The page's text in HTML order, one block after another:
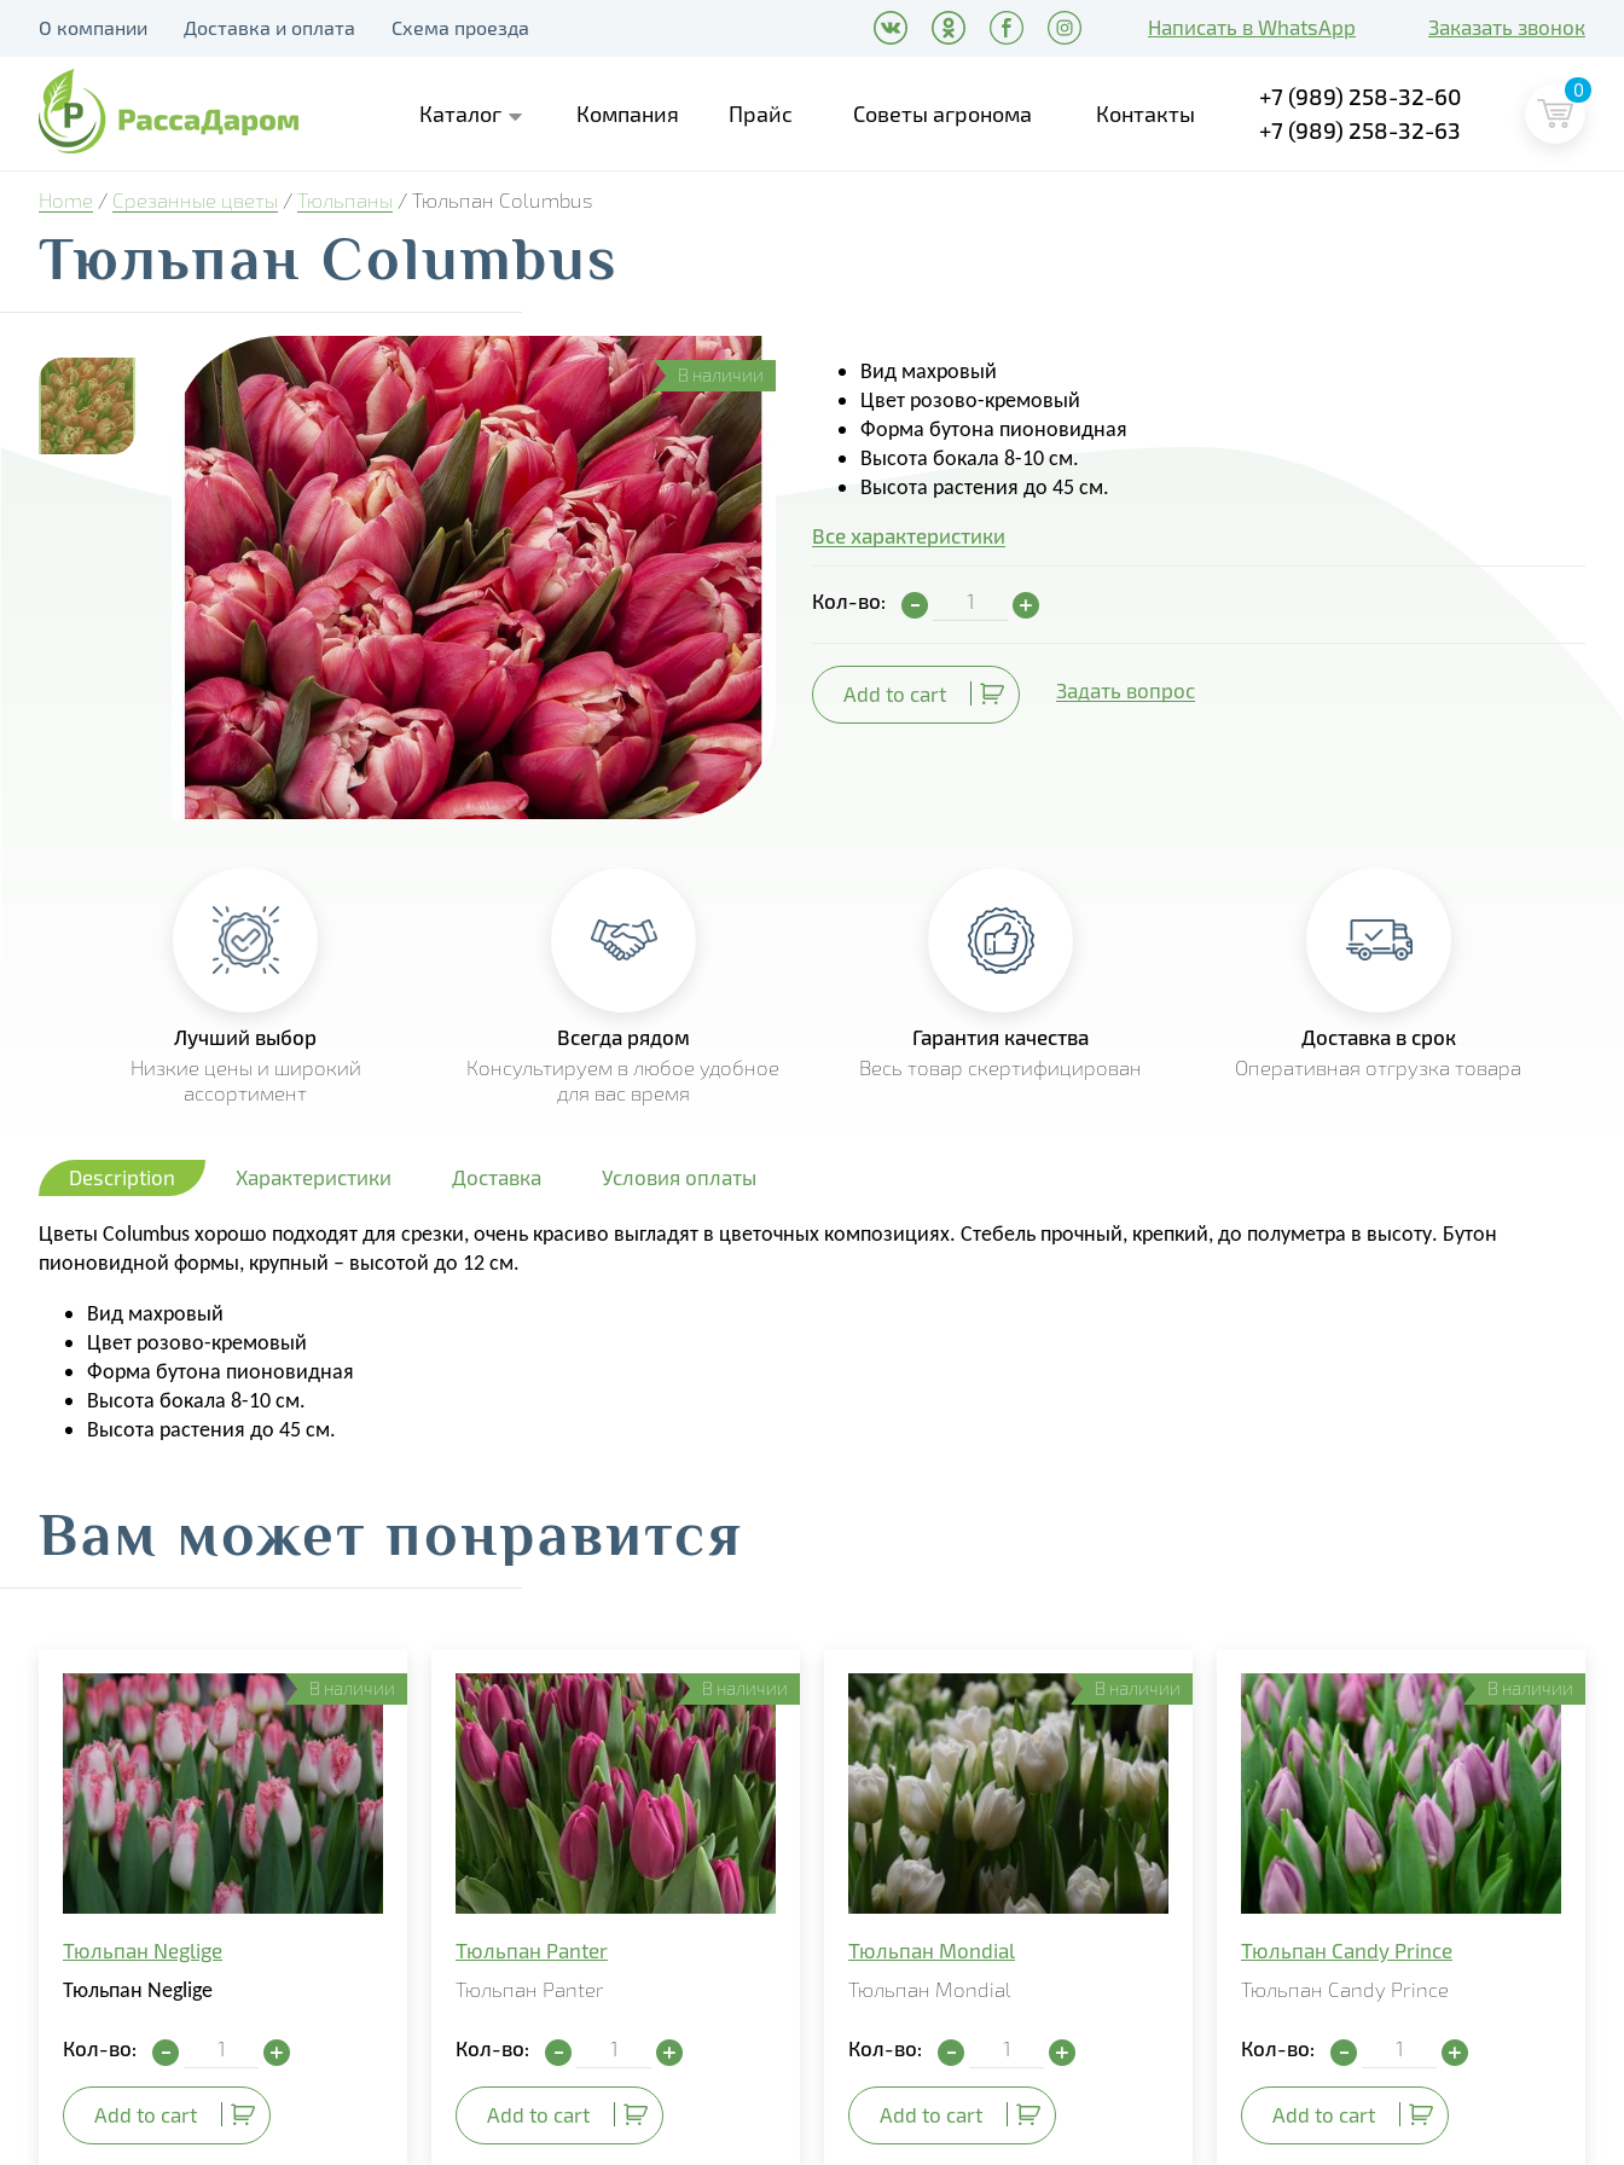
О компании Доставка и оплата Схема проезда Написать в WhatsApp Заказать звонок
Каталог Компания Прайс Советы агронома Контакты
+7 (989) 258-32-60
+7 (989) 258-32-63
0
Home / Срезанные цветы /Тюльпаны / Тюльпан Columbus
Тюльпан Columbus
В наличии
Вид махровый
Цвет розово-кремовый
Форма бутона пионовидная
Высота бокала 8-10 см.
Высота растения до 45 см.
Все характеристики
Кол-во: Тюльпан Columbus quantity
Add to cart Задать вопрос
Лучший выбор
Низкие цены и широкий
ассортимент
Всегда рядом
Консультируем в любое удобное
для вас время
Гарантия качества
Весь товар скертифицирован
Доставка в срок
Оперативная отгрузка товара
Description Характеристики Доставка Условия оплаты
Цветы Columbus хорошо подходят для срезки, очень красиво выгладят в цветочных композициях. Стебель прочный, крепкий, до полуметра в высоту. Бутон
пионовидной формы, крупный – высотой до 12 см.
Вид махровый
Цвет розово-кремовый
Форма бутона пионовидная
Высота бокала 8-10 см.
Высота растения до 45 см.
Вам может понравится
В наличии
Тюльпан Neglige
Тюльпан Neglige
Кол-во: Тюльпан Neglige quantity
Add to cart
В наличии
Тюльпан Panter
Тюльпан Panter
Кол-во: Тюльпан Panter quantity
Add to cart
В наличии
Тюльпан Mondial
Тюльпан Mondial
Кол-во: Тюльпан Mondial quantity
Add to cart
В наличии
Тюльпан Candy Prince
Тюльпан Candy Prince
Кол-во: Тюльпан Candy Prince quantity
Add to cart